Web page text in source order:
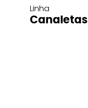
Linha
Canaletas